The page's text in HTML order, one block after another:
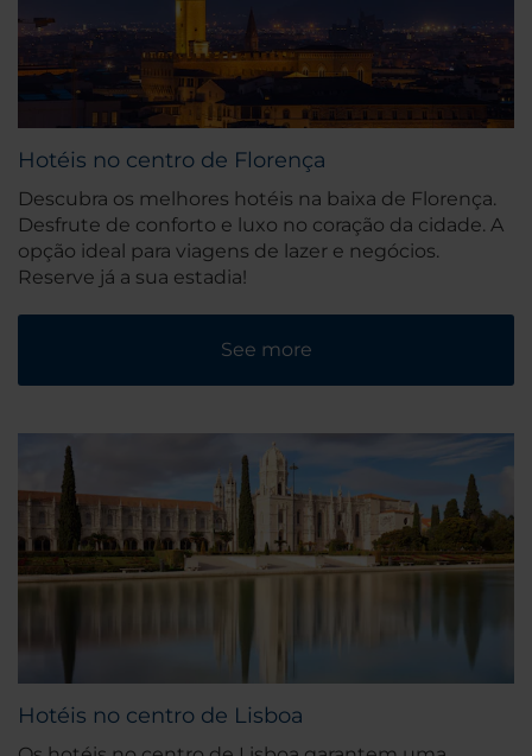
Hotéis no centro de Florença
Descubra os melhores hotéis na baixa de Florença.
Desfrute de conforto e luxo no coração da cidade. A
opção ideal para viagens de lazer e negócios.
Reserve já a sua estadia!
See more
Hotéis no centro de Lisboa